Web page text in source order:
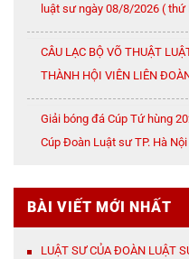
luật sư ngày 08/8/2026 ( thứ
CÂU LẠC BỘ VÕ THUẬT
THÀNH HỘI VIÊN LIÊN
NỘI
Giải bóng đá Cúp Tứ hùng
Cúp Đoàn Luật sư TP. Hà Nội
BÀI VIẾT MỚI NHẤT
LUẬT SƯ CỦA ĐOÀN LUẬT